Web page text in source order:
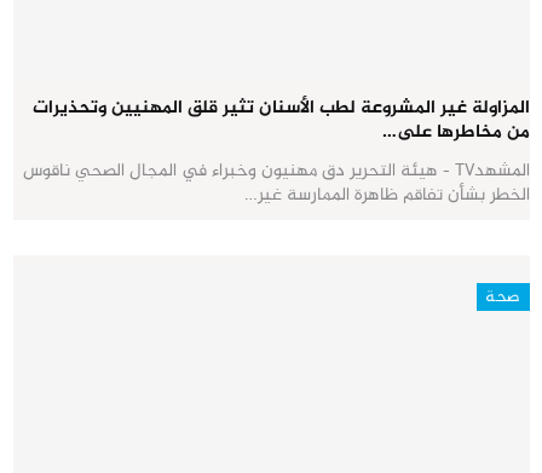
المزاولة غير المشروعة لطب الأسنان تثير قلق المهنيين وتحذيرات
من مخاطرها على…
المشهدTV - هيئة التحرير دق مهنيون وخبراء في المجال الصحي ناقوس
الخطر بشأن تفاقم ظاهرة الممارسة غير…
صحة